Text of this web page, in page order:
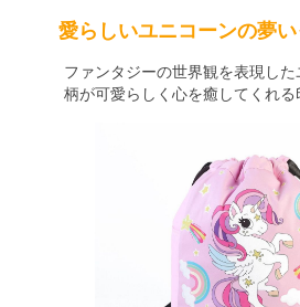
愛らしいユニコーンの夢
ファンタジーの世界観を表現し
柄が可愛らしく心を癒してくれる